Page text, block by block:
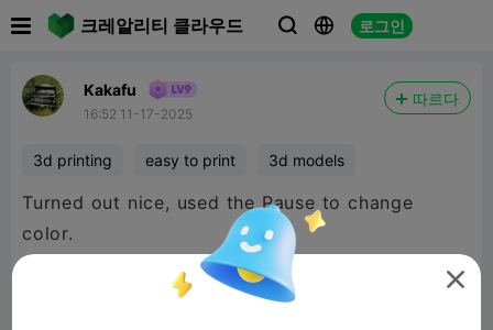
크레알리티 클라우드   로그인
Kakafu
16:52 11-17-2025
따르다
3d printing easy to print 3d models
Turned out nice, used the Pause to change
color.
